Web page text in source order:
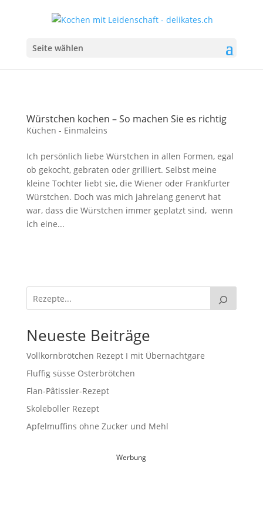
Seite wählen
Würstchen kochen – So machen Sie es richtig
Küchen - Einmaleins
Ich persönlich liebe Würstchen in allen Formen, egal
ob gekocht, gebraten oder grilliert. Selbst meine
kleine Tochter liebt sie, die Wiener oder Frankfurter
Würstchen. Doch was mich jahrelang genervt hat
war, dass die Würstchen immer geplatzt sind, wenn
ich eine...
Neueste Beiträge
Vollkornbrötchen Rezept I mit Übernachtgare
Fluffig süsse Osterbrötchen
Flan-Pâtissier-Rezept
Skoleboller Rezept
Apfelmuffins ohne Zucker und Mehl
Werbung